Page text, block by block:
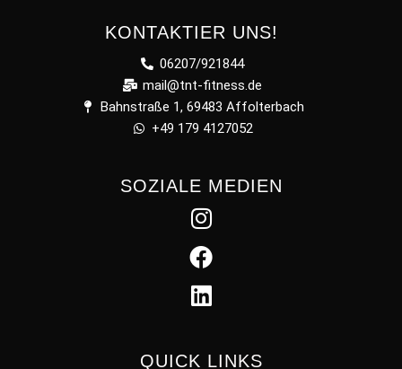
KONTAKTIER UNS!
06207/921844
mail@tnt-fitness.de
Bahnstraße 1, 69483 Affolterbach
+49 179 4127052
SOZIALE MEDIEN
QUICK LINKS